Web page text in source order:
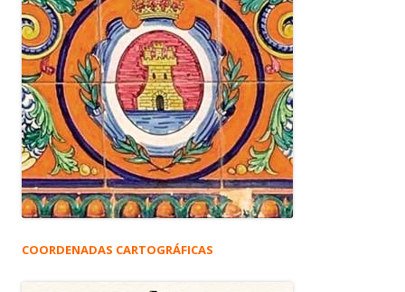
COORDENADAS CARTOGRÁFICAS